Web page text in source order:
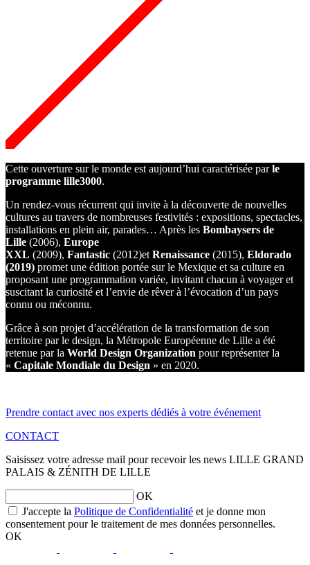
Cette ouverture sur le monde est aujourd’hui caractérisée parle
programme lille3000.
Un rendez-vous récurrent qui invite à la découverte de nouvelles
cultures au travers de nombreuses festivités : expositions, spectacles,
installations en plein air, parades… Après les Bombaysers de
Lille (2006), Europe
XXL (2009), Fantastic (2012)et Renaissance (2015), Eldorado
(2019) promet une édition portée sur le Mexique et sa culture en
proposant une programmation variée, invitant chacun à voyager et
suscitant la curiosité et l’envie de rêver à l’évocation d’un pays
connu ou méconnu.
Grâce à son projet d’accélération de la transformation de son
territoire par le design, la Métropole Européenne de Lille a été
retenue par la World Design Organization pour représenter la
« Capitale Mondiale du Design » en 2020.
Prendre contact avec nos experts dédiés à votre événement
CONTACT
Saisissez votre adresse mail pour recevoir les news LILLE GRAND
PALAIS & ZÉNITH DE LILLE
OK
J'accepte la Politique de Confidentialitéopens
a
et je donne mon
consentement pour le traitement de mes données personnelles.
OK